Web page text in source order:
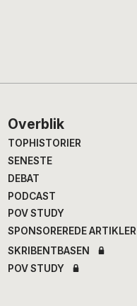
Footer
Overblik
TOPHISTORIER
SENESTE
DEBAT
PODCAST
POV STUDY
SPONSOREREDE ARTIKLER
SKRIBENTBASEN
POV STUDY